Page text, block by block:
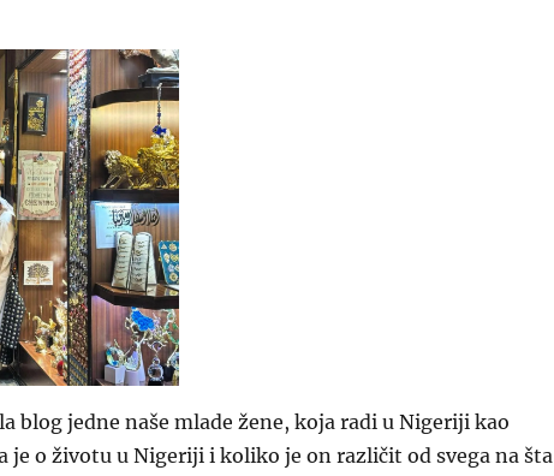
blog jedne naše mlade žene, koja radi u Nigeriji kao
je o životu u Nigeriji i koliko je on različit od svega na šta